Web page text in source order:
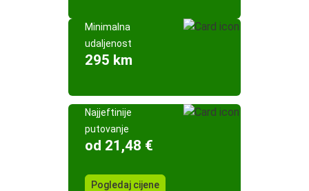
Minimalna
udaljenost
295 km
Najjeftinije
putovanje
od 21,48 €
Pogledaj cijene